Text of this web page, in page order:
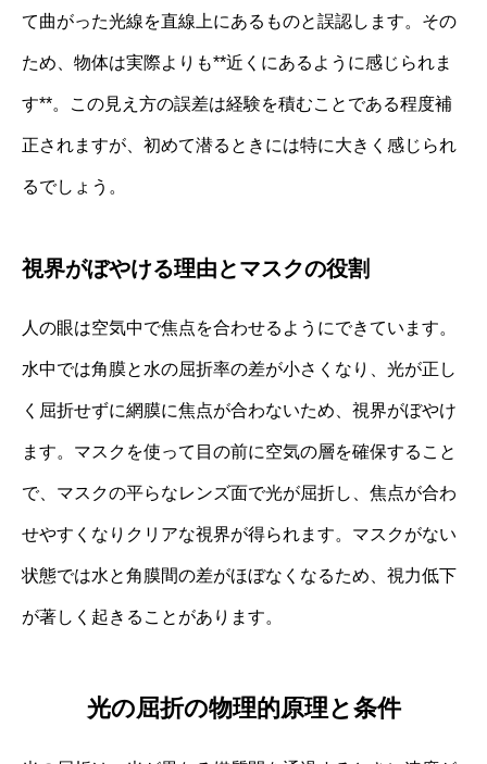
て曲がった光線を直線上にあるものと誤認します。その
ため、物体は実際よりも**近くにあるように感じられま
す**。この見え方の誤差は経験を積むことである程度補
正されますが、初めて潜るときには特に大きく感じられ
るでしょう。
視界がぼやける理由とマスクの役割
人の眼は空気中で焦点を合わせるようにできています。
水中では角膜と水の屈折率の差が小さくなり、光が正し
く屈折せずに網膜に焦点が合わないため、視界がぼやけ
ます。マスクを使って目の前に空気の層を確保すること
で、マスクの平らなレンズ面で光が屈折し、焦点が合わ
せやすくなりクリアな視界が得られます。マスクがない
状態では水と角膜間の差がほぼなくなるため、視力低下
が著しく起きることがあります。
光の屈折の物理的原理と条件